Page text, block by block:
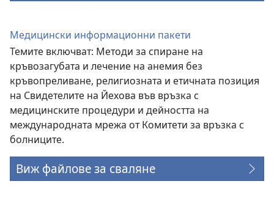
Медицински информационни пакети
Темите включват: Методи за спиране на
кръвозагубата и лечение на анемия без
кръвопреливане, религиозната и етичната позиция
на Свидетелите на Йехова във връзка с
медицинските процедури и дейността на
международната мрежа от Комитети за връзка с
болниците.
Виж файлове за сваляне